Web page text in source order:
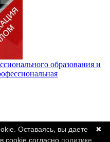
образования и
✖
Оставаясь, вы даете
cookie согласно политике